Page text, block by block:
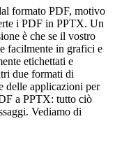
formato PDF, motivo
i PDF in PPTX. Un
è che se il vostro
facilmente in grafici e
etichettati e
due formati di
delle applicazioni per
a PPTX: tutto ciò
Vediamo di